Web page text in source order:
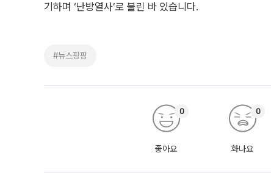
기하며 ‘난방열사’로 불린 바 있습니다.
#뉴스팡팡
좋아요
0
화나요
0